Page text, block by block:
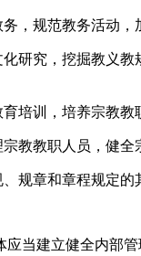
务，规范教务活动
化研究，挖掘教义
育培训，培养宗教教
宗教教职人员，健
、规章和章程规定的
应当建立健全内部